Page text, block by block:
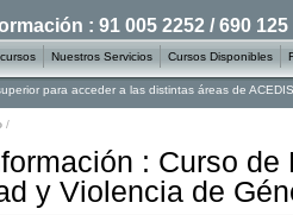
/
: Curso de
y Violencia de
: 91 005 2252 / 690 125
Nuestros Servicios Cursos Disponibles
para acceder a las distintas áreas de